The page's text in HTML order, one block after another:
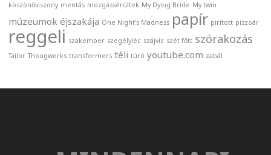
köszönőviszony mentás mozgássérültek My Dying Bride My twin
múzeumok éjszakája One Night's Madness papír pirított piszoár
reggeli szakember szegélyléc szájvíz szét főtt szórakozás
Tailor Thougworks transformers téli túró youtube.com zabál